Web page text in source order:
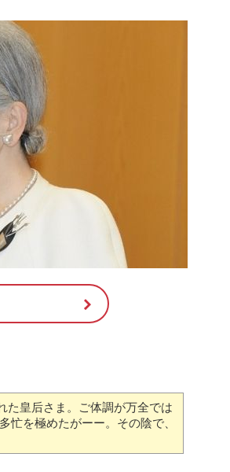
た皇后さま。ご体調が万全では
忙を極めたがーー。その陰で、